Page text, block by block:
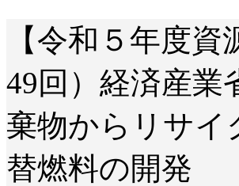
【令和５年度
49回）経済産業
棄物からリサイ
替燃料の開発